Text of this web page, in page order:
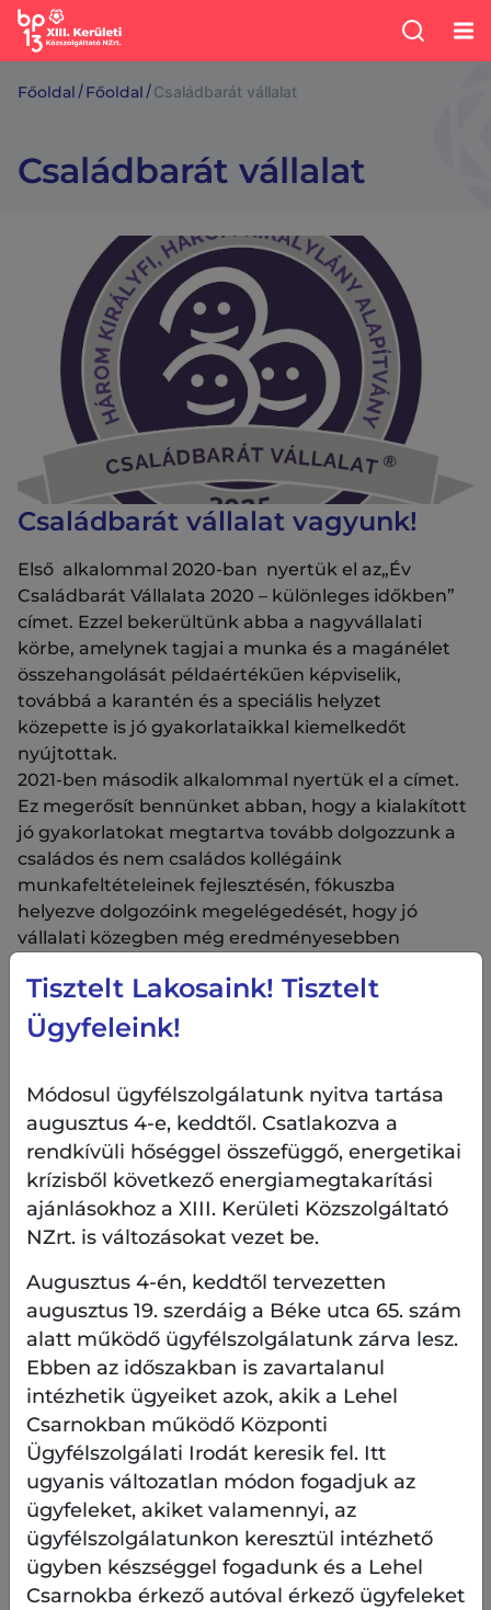
Főoldal /Főoldal /Családbarát vállalat
Családbarát vállalat
Családbarát vállalat vagyunk!
Első alkalommal 2020-ban nyertük el az„Év
Családbarát Vállalata 2020 – különleges időkben”
címet. Ezzel bekerültünk abba a nagyvállalati
körbe, amelynek tagjai a munka és a magánélet
összehangolását példaértékűen képviselik,
továbbá a karantén és a speciális helyzet
közepette is jó gyakorlataikkal kiemelkedőt
nyújtottak.
2021-ben második alkalommal nyertük el a címet.
Ez megerősít bennünket abban, hogy a kialakított
jó gyakorlatokat megtartva tovább dolgozzunk a
családos és nem családos kollégáink
munkafeltételeinek fejlesztésén, fókuszba
helyezve dolgozóink megelégedését, hogy jó
vállalati közegben még eredményesebben
2022-ben ismét elnyertük e kitüntető címet.
2023-ban immár negyedik alkalommal érdemeltük
ki az elismerést családbarát intézkedéseink
2024-ben ugyancsak díjazottak lettünk összetett
családbarát intézkedéseinkkel. Ebben az évben a
fókuszban a munka-magánélet egyensúly
újraértelmezése állt. Az értékelés során az volt az
elsődleges szempont, hogy a dolgozóknak nem
választani kell a kettő között, hanem a munka és a
kiegyensúlyozott a lelke mélyén – ebben pedig a
munkahelyeknek hatalmas szerepe van. E
szempontrendszert figyelembe véve 2024-ben is
díjazott lett társaságunk.
2025-ben újra díjazottak lettünk, immár hatodik
alkalommal érdemeltük ki a címet. Az idei évben
emellett különdíjban is részesültünk extra
elismerésként, Példaértékű Családbarát
Közszolgáltató Különdíjjal értékelték azokat az
intézkedéseket, amelyeket a XIII. Kerületi
Közszolgáltató NZrt. komplex rendszerré alakított
a gyakorlatában.
Tisztelt Lakosaink! Tisztelt
Ügyfeleink!
Módosul ügyfélszolgálatunk nyitva tartása
augusztus 4-e, keddtől. Csatlakozva a
rendkívüli hőséggel összefüggő, energetikai
krízisből következő energiamegtakarítási
ajánlásokhoz a XIII. Kerületi Közszolgáltató
NZrt. is változásokat vezet be.
Augusztus 4-én, keddtől tervezetten
augusztus 19. szerdáig a Béke utca 65. szám
alatt működő ügyfélszolgálatunk zárva lesz.
Ebben az időszakban is zavartalanul
intézhetik ügyeiket azok, akik a Lehel
Csarnokban működő Központi
Ügyfélszolgálati Irodát keresik fel. Itt
ugyanis változatlan módon fogadjuk az
ügyfeleket, akiket valamennyi, az
ügyfélszolgálatunkon keresztül intézhető
ügyben készséggel fogadunk és a Lehel
Csarnokba érkező autóval érkező ügyfeleket